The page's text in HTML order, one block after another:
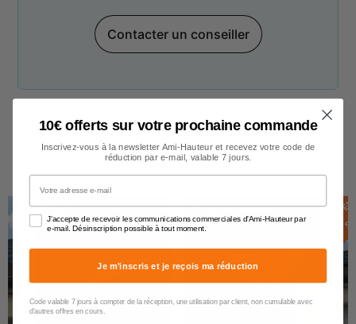
Contacter un conseiller
Gouttières
E
N
S
T
O
C
K E
N
S
T
O
C
K E
N
S
T
O
C
10€ offerts sur votre prochaine commande
Inscrivez-vous à la newsletter Ami-Hauteur et recevez votre code de
réduction par e-mail, valable 7 jours.
Votre adresse e-mail
J'accepte de recevoir les communications commerciales d'Ami-Hauteur par
e-mail. Désinscription possible à tout moment.
Je m'inscris et je reçois ma réduction
Code valable 7 jours à compter de la réception, une utilisation par client, non cumulable avec
d'autres offres en cours.